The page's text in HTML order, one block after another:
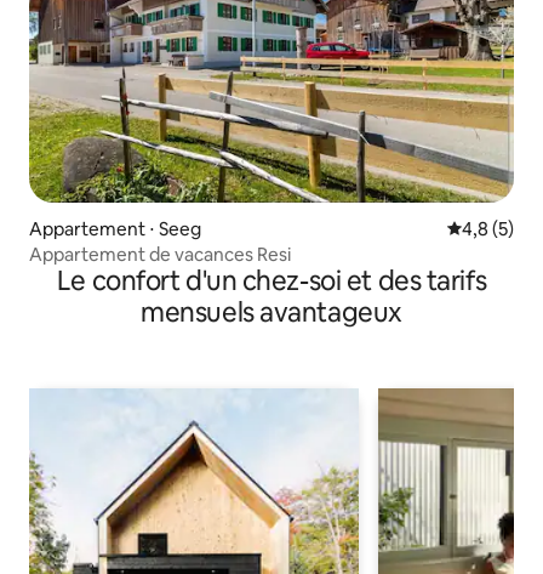
Appartement ⋅ Seeg Évaluation
4,8 (5)
Appartement de vacances Resi
Le confort d'un chez-soi et des tarifs
mensuels avantageux